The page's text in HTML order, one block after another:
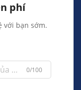
phí
với bạn sớm.
0/100